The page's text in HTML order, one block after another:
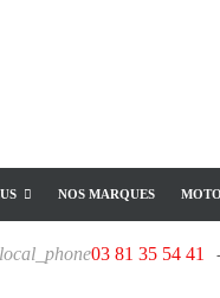
NOS MARQUES
local_phone03 81 35 54 41 -